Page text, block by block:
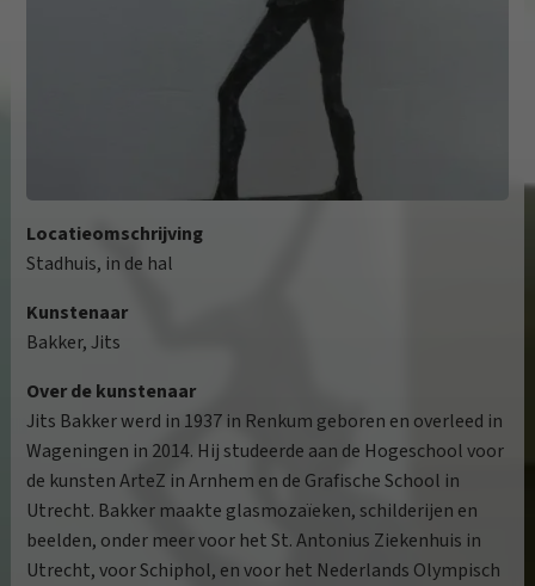
Locatieomschrijving
Stadhuis, in de hal
Kunstenaar
Bakker, Jits
Over de kunstenaar
Jits Bakker werd in 1937 in Renkum geboren en overleed in
Wageningen in 2014. Hij studeerde aan de Hogeschool voor
de kunsten ArteZ in Arnhem en de Grafische School in
Utrecht. Bakker maakte glasmozaïeken, schilderijen en
beelden, onder meer voor het St. Antonius Ziekenhuis in
Utrecht, voor Schiphol, en voor het Nederlands Olympisch